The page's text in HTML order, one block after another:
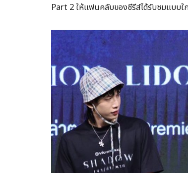
Part 2 ให้แฟนคลับของซีรีส์ได้รับชมแบบใ